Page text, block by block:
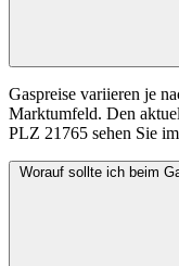
Gaspreise variieren je
Marktumfeld. Den
PLZ 21765 sehen Sie
Worauf sollte ich beim